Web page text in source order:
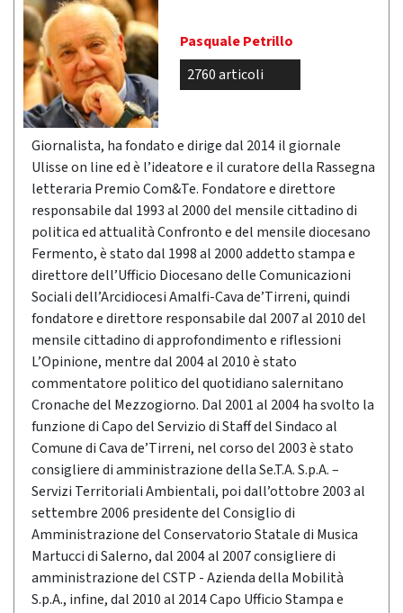
Pasquale Petrillo
2760 articoli
Giornalista, ha fondato e dirige dal 2014 il giornale
Ulisse on line ed è l’ideatore e il curatore della Rassegna
letteraria Premio Com&Te. Fondatore e direttore
responsabile dal 1993 al 2000 del mensile cittadino di
politica ed attualità Confronto e del mensile diocesano
Fermento, è stato dal 1998 al 2000 addetto stampa e
direttore dell’Ufficio Diocesano delle Comunicazioni
Sociali dell’Arcidiocesi Amalfi-Cava de’Tirreni, quindi
fondatore e direttore responsabile dal 2007 al 2010 del
mensile cittadino di approfondimento e riflessioni
L’Opinione, mentre dal 2004 al 2010 è stato
commentatore politico del quotidiano salernitano
Cronache del Mezzogiorno. Dal 2001 al 2004 ha svolto la
funzione di Capo del Servizio di Staff del Sindaco al
Comune di Cava de’Tirreni, nel corso del 2003 è stato
consigliere di amministrazione della Se.T.A. S.p.A. –
Servizi Territoriali Ambientali, poi dall’ottobre 2003 al
settembre 2006 presidente del Consiglio di
Amministrazione del Conservatorio Statale di Musica
Martucci di Salerno, dal 2004 al 2007 consigliere di
amministrazione del CSTP - Azienda della Mobilità
S.p.A., infine, dal 2010 al 2014 Capo Ufficio Stampa e